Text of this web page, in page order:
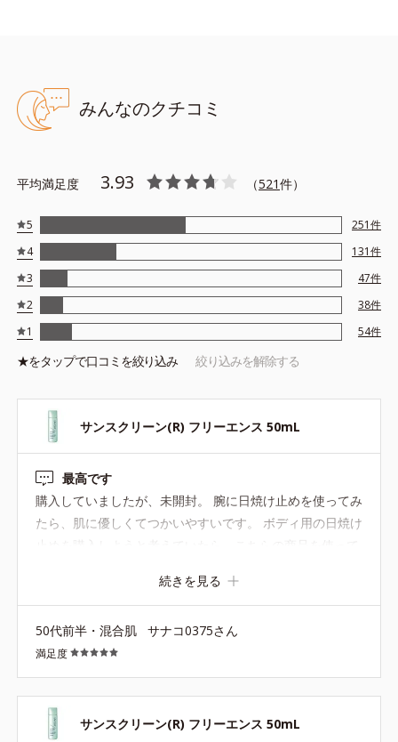
みんなのクチコミ
平均満足度 3.93 （521件）
5 251件
4
131件
3
47件
2
38件
1
54件
★をタップで口コミを絞り込み 絞り込みを解除する
サンスクリーン(R) フリーエンス 50mL
最高です
購入していましたが、未開封。 腕に日焼け止めを使ってみ
たら、肌に優しくてつかいやすいです。 ボディ用の日焼け
止めを購入しようと考えていたら、こちらの商品を使って
方は、サンプルでお試しするのがオススメ。
続きを見る
50代前半・混合肌 サナコ0375さん
満足度
サンスクリーン(R) フリーエンス 50mL